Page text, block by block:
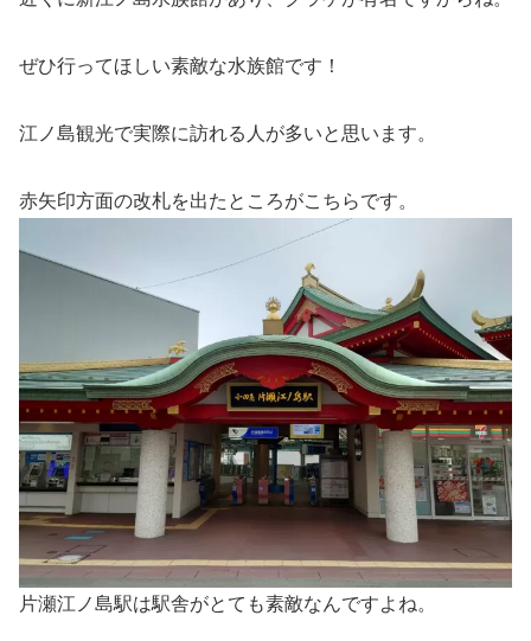
ぜひ行ってほしい素敵な水族館です！
江ノ島観光で実際に訪れる人が多いと思います。
赤矢印方面の改札を出たところがこちらです。
片瀬江ノ島駅は駅舎がとても素敵なんですよね。